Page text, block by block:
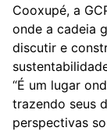
Cooxupé, a
onde a cadeia
discutir e
“É um lugar
trazendo seus
perspectivas